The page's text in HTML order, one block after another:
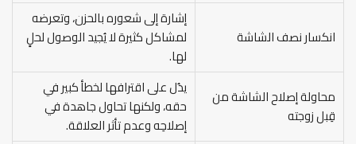
انكسار نصف الشاشة
إشارة إلى شعوره بالحزن، وتعرضه
لمشاكل كثيرة لا يُجيد الوصول لحلٍ
لها.
محاولة إصلاح الشاشة من
قِبل زوجته
يدُل على اقترافها لخطأ كبير في
حقه، ولكنها تحاول جاهدة في
إصلاحِه وعدم تأثر العلاقة.